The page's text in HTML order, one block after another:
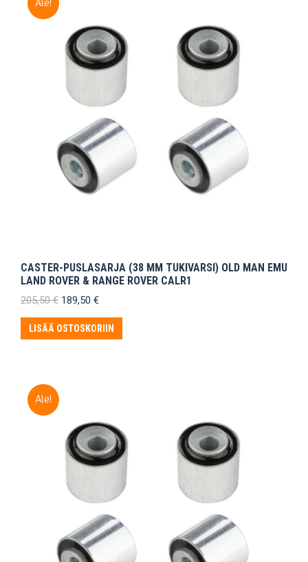
Ale!
CASTER-PUSLASARJA (38 MM TUKIVARSI) OLD MAN EMU
LAND ROVER & RANGE ROVER CALR1
205,50€ Alkuperäinen
oli:
205,50 €.
189,50 €Nykyinen
on:
189,50 €.
LISÄÄ OSTOSKORIIN
Ale!